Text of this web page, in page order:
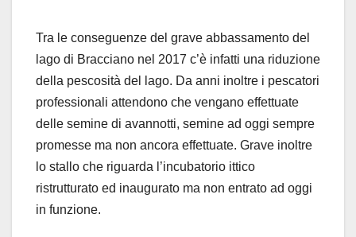
Tra le conseguenze del grave abbassamento del
lago di Bracciano nel 2017 c’è infatti una riduzione
della pescosità del lago. Da anni inoltre i pescatori
professionali attendono che vengano effettuate
delle semine di avannotti, semine ad oggi sempre
promesse ma non ancora effettuate. Grave inoltre
lo stallo che riguarda l’incubatorio ittico
ristrutturato ed inaugurato ma non entrato ad oggi
in funzione.